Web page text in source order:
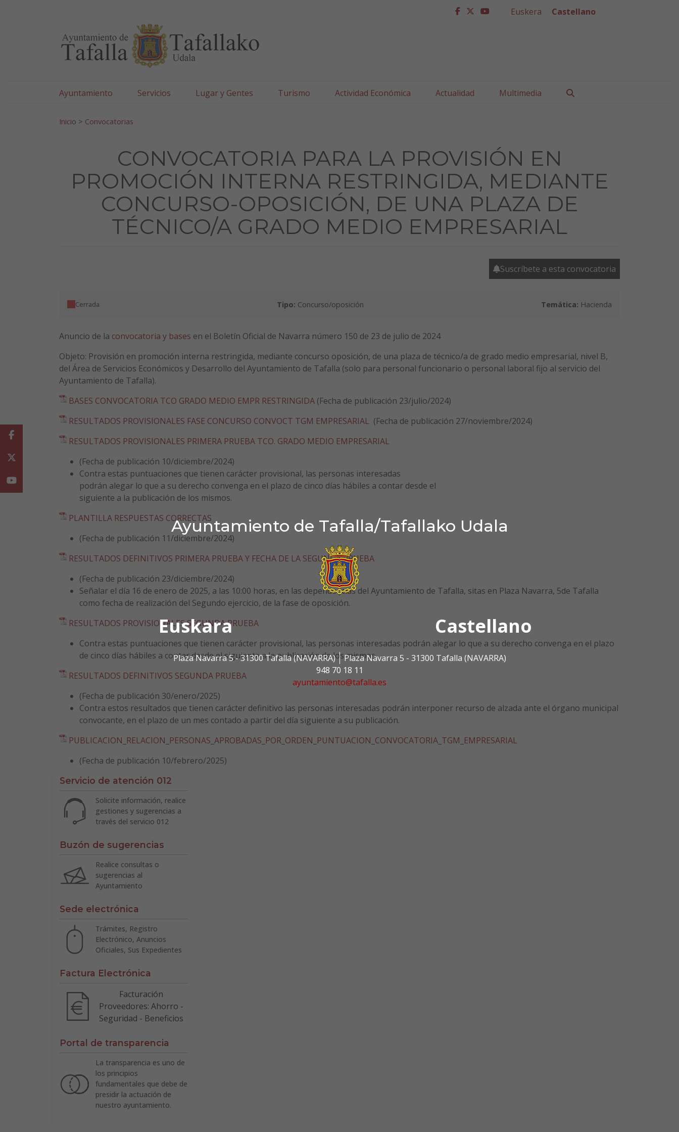
Ayuntamiento de Tafalla/Tafallako Udala
Euskara Castellano
Plaza Navarra 5 - 31300 Tafalla (NAVARRA)
Plaza Navarra 5 - 31300 Tafalla (NAVARRA)
948 70 18 11
ayuntamiento@tafalla.es
facebook
twitter
youtube
Euskera Castellano
Ayuntamiento Servicios Lugar y Gentes Turismo Actividad Económica Actualidad Multimedia
Inicio > Convocatorias
CONVOCATORIA PARA LA PROVISIÓN EN
PROMOCIÓN INTERNA RESTRINGIDA, MEDIANTE
CONCURSO-OPOSICIÓN, DE UNA PLAZA DE
TÉCNICO/A GRADO MEDIO EMPRESARIAL
Suscríbete a esta convocatoria
Cerrada Tipo: Concurso/oposición Temática: Hacienda
Anuncio de la convocatoria y bases en el Boletín Oficial de Navarra número 150 de 23 de julio de 2024
Objeto: Provisión en promoción interna restringida, mediante concurso oposición, de una plaza de técnico/a de grado medio empresarial, nivel B,
del Área de Servicios Económicos y Desarrollo del Ayuntamiento de Tafalla (solo para personal funcionario o personal laboral fijo al servicio del
Ayuntamiento de Tafalla).
BASES CONVOCATORIA TCO GRADO MEDIO EMPR RESTRINGIDA (Fecha de publicación 23/julio/2024)
RESULTADOS PROVISIONALES FASE CONCURSO CONVOCT TGM EMPRESARIAL (Fecha de publicación 27/noviembre/2024)
RESULTADOS PROVISIONALES PRIMERA PRUEBA TCO. GRADO MEDIO EMPRESARIAL
(Fecha de publicación 10/diciembre/2024)
Contra estas puntuaciones que tienen carácter provisional, las personas interesadas
podrán alegar lo que a su derecho convenga en el plazo de cinco días hábiles a contar desde el
siguiente a la publicación de los mismos.
PLANTILLA RESPUESTAS CORRECTAS
(Fecha de publicación 11/diciembre/2024)
RESULTADOS DEFINITIVOS PRIMERA PRUEBA Y FECHA DE LA SEGUNDA PRUEBA
(Fecha de publicación 23/diciembre/2024)
Señalar el día 16 de enero de 2025, a las 10:00 horas, en las dependencias del Ayuntamiento de Tafalla, sitas en Plaza Navarra, 5de Tafalla
como fecha de realización del Segundo ejercicio, de la fase de oposición.
RESULTADOS PROVISIONALES SEGUNDA PRUEBA
Contra estas puntuaciones que tienen carácter provisional, las personas interesadas podrán alegar lo que a su derecho convenga en el plazo
de cinco días hábiles a contar desde el siguiente a la publicación de los mismos.
RESULTADOS DEFINITIVOS SEGUNDA PRUEBA
(Fecha de publicación 30/enero/2025)
Contra estos resultados que tienen carácter definitivo las personas interesadas podrán interponer recurso de alzada ante el órgano municipal
convocante, en el plazo de un mes contado a partir del día siguiente a su publicación.
PUBLICACION_RELACION_PERSONAS_APROBADAS_POR_ORDEN_PUNTUACION_CONVOCATORIA_TGM_EMPRESARIAL
(Fecha de publicación 10/febrero/2025)
Servicio de atención 012
Solicite información, realice
gestiones y sugerencias a
través del servicio 012
Buzón de sugerencias
Realice consultas o
sugerencias al
Ayuntamiento
Sede electrónica
Trámites, Registro
Electrónico, Anuncios
Oficiales, Sus Expedientes
Factura Electrónica
Facturación
Proveedores: Ahorro -
Seguridad - Beneficios
Portal de transparencia
La transparencia es uno de
los principios
fundamentales que debe de
presidir la actuación de
nuestro ayuntamiento.
Facebook
Youtube